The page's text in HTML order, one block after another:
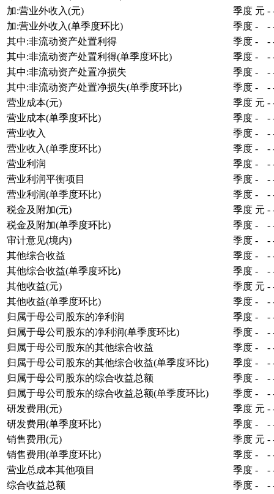
加:营业外收入(元)
季度 元 -
加:营业外收入(单季度环比)
季度 - -
其中:非流动资产处置利得
季度 - -
其中:非流动资产处置利得(单季度环比)
季度 - -
其中:非流动资产处置净损失
季度 - -
其中:非流动资产处置净损失(单季度环比)
季度 - -
营业成本(元)
季度 元 -
营业成本(单季度环比)
季度 - -
营业收入
季度 - -
营业收入(单季度环比)
季度 - -
营业利润
季度 - -
营业利润平衡项目
季度 - -
营业利润(单季度环比)
季度 - -
税金及附加(元)
季度 元 -
税金及附加(单季度环比)
季度 - -
审计意见(境内)
季度 - -
其他综合收益
季度 - -
其他综合收益(单季度环比)
季度 - -
其他收益(元)
季度 元 -
其他收益(单季度环比)
季度 - -
归属于母公司股东的净利润
季度 - -
归属于母公司股东的净利润(单季度环比)
季度 - -
归属于母公司股东的其他综合收益
季度 - -
归属于母公司股东的其他综合收益(单季度环比)
季度 - -
归属于母公司股东的综合收益总额
季度 - -
归属于母公司股东的综合收益总额(单季度环比)
季度 - -
研发费用(元)
季度 元 -
研发费用(单季度环比)
季度 - -
销售费用(元)
季度 元 -
销售费用(单季度环比)
季度 - -
营业总成本其他项目
季度 - -
综合收益总额
季度 - -